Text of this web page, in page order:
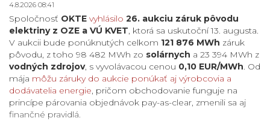
4.8.2026 08:41
Spoločnosť OKTE vyhlásilo 26. aukciu záruk pôvodu
elektriny z OZE a VÚ KVET, ktorá sa uskutoční 13. augusta.
V aukcii bude ponúknutých celkom 121 876 MWh záruk
pôvodu, z toho 98 482 MWh zo solárnych a 23 394 MWh z
vodných zdrojov, s vyvolávacou cenou 0,10 EUR/MWh. Od
mája môžu záruky do aukcie ponúkať aj výrobcovia a
dodávatelia energie, pričom obchodovanie funguje na
princípe párovania objednávok pay-as-clear, zmenili sa aj
finančné pravidlá.